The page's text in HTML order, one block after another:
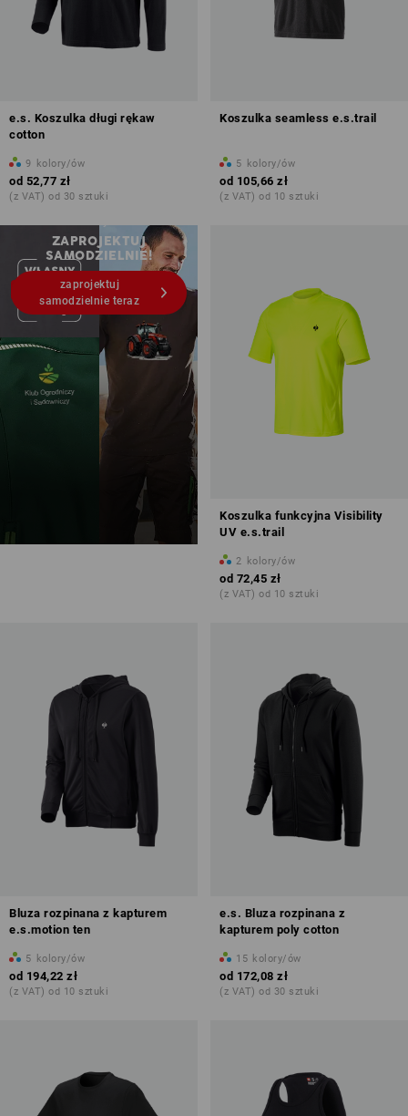
e.s. Koszulka długi rękaw
cotton
9 kolory/ów
od 52,77 zł
(z VAT) od 30 sztuki
Koszulka seamless e.s.trail
5 kolory/ów
od 105,66 zł
(z VAT) od 10 sztuki
ZAPROJEKTUJ
SAMODZIELNIE!
zaprojektuj
samodzielnie teraz
Koszulka funkcyjna Visibility
UV e.s.trail
2 kolory/ów
od 72,45 zł
(z VAT) od 10 sztuki
Bluza rozpinana z kapturem
e.s.motion ten
5 kolory/ów
od 194,22 zł
(z VAT) od 10 sztuki
e.s. Bluza rozpinana z
kapturem poly cotton
15 kolory/ów
od 172,08 zł
(z VAT) od 30 sztuki